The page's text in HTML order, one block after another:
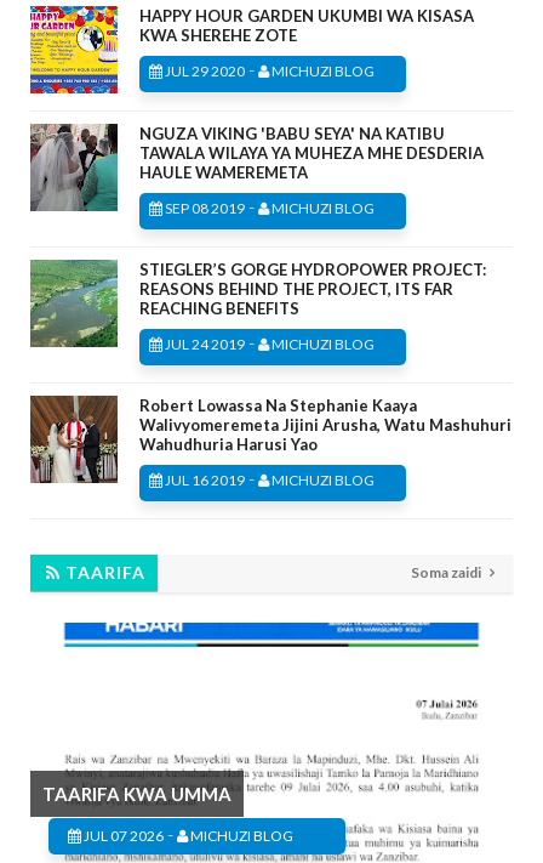
HAPPY HOUR GARDEN UKUMBI WA KISASA
KWA SHEREHE ZOTE
JUL 29 2020 - MICHUZI BLOG
NGUZA VIKING 'BABU SEYA' NA KATIBU
TAWALA WILAYA YA MUHEZA MHE DESDERIA
HAULE WAMEREMETA
SEP 08 2019 - MICHUZI BLOG
STIEGLER’S GORGE HYDROPOWER PROJECT:
REASONS BEHIND THE PROJECT, ITS FAR
REACHING BENEFITS
JUL 24 2019 - MICHUZI BLOG
Robert Lowassa Na Stephanie Kaaya
Walivyomeremeta Jijini Arusha, Watu Mashuhuri
Wahudhuria Harusi Yao
JUL 16 2019 - MICHUZI BLOG
TAARIFA Soma zaidi
TAARIFA KWA UMMA
JUL 07 2026 - MICHUZI BLOG